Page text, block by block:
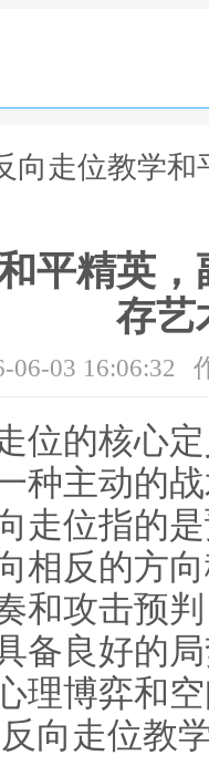
向走位教学
平精英
存艺
06-03 16:06:32
位的核心
种主动的
走位指的
相反的方
和攻击预
备良好的
理博弈和
向走位教